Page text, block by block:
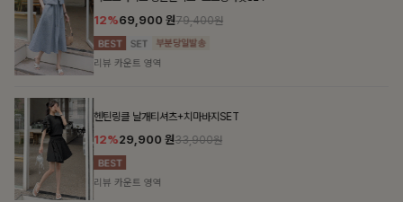
12%69,900 원79,400원
리뷰 카운트 영역
헨틴링클 날개티셔츠+치마바지SET
12%29,900 원33,900원
리뷰 카운트 영역